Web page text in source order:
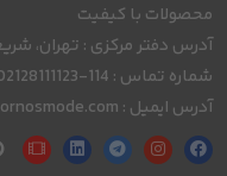
محصولات با کیفیت
آدرس دفتر مرکزی : تهران،
شماره تماس : 114-02128111123
آدرس ایمیل : info[AT]bornosmode.com